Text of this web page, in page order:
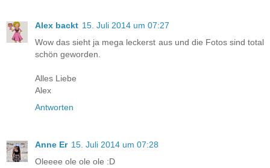
Alex backt 15. Juli 2014 um 07:27
Wow das sieht ja mega leckerst aus und die Fotos sind total
schön geworden.
Alles Liebe
Alex
Antworten
Anne Er 15. Juli 2014 um 07:28
Oleeee ole ole ole :D